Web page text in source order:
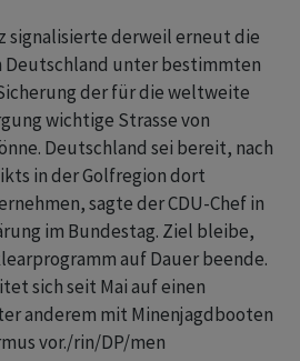
signalisierte derweil erneut die
Deutschland unter bestimmten
der für die weltweite
wichtige Strasse von
Deutschland sei bereit, nach
in der Golfregion dort
sagte der CDU-Chef in
im Bundestag. Ziel bleibe,
auf Dauer beende.
sich seit Mai auf einen
anderem mit Minenjagdbooten
vor./rin/DP/men